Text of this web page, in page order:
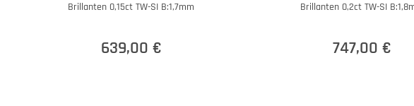
Brillanten 0,15ct TW-SI B:1,7mm
639,00 €
Brillanten 0,2ct TW-SI
747,00 €